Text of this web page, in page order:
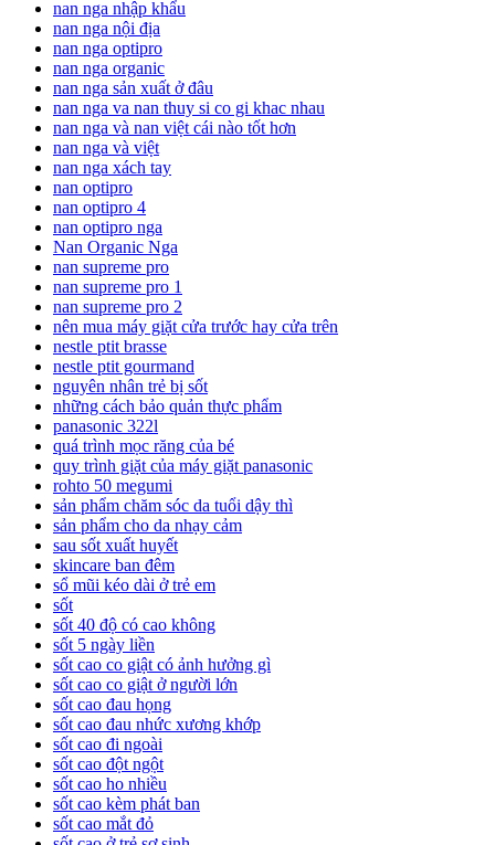
nan nga nhập khẩu
nan nga nội địa
nan nga optipro
nan nga organic
nan nga sản xuất ở đâu
nan nga va nan thuy si co gi khac nhau
nan nga và nan việt cái nào tốt hơn
nan nga và việt
nan nga xách tay
nan optipro
nan optipro 4
nan optipro nga
Nan Organic Nga
nan supreme pro
nan supreme pro 1
nan supreme pro 2
nên mua máy giặt cửa trước hay cửa trên
nestle ptit brasse
nestle ptit gourmand
nguyên nhân trẻ bị sốt
những cách bảo quản thực phẩm
panasonic 322l
quá trình mọc răng của bé
quy trình giặt của máy giặt panasonic
rohto 50 megumi
sản phẩm chăm sóc da tuổi dậy thì
sản phẩm cho da nhạy cảm
sau sốt xuất huyết
skincare ban đêm
sổ mũi kéo dài ở trẻ em
sốt
sốt 40 độ có cao không
sốt 5 ngày liền
sốt cao co giật có ảnh hưởng gì
sốt cao co giật ở người lớn
sốt cao đau họng
sốt cao đau nhức xương khớp
sốt cao đi ngoài
sốt cao đột ngột
sốt cao ho nhiều
sốt cao kèm phát ban
sốt cao mắt đỏ